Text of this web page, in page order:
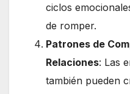
ciclos
de romper.
Patrones de
Relaciones: Las
también pueden